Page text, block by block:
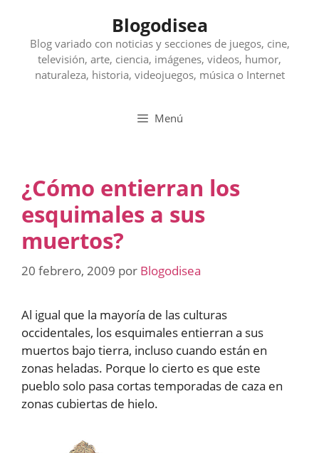
contenido
Blogodisea
Blog variado con noticias y secciones de juegos, cine,
televisión, arte, ciencia, imágenes, videos, humor,
naturaleza, historia, videojuegos, música o Internet
Menú
¿Cómo entierran los
esquimales a sus
muertos?
20 febrero, 2009 por Blogodisea
Al igual que la mayoría de las culturas
occidentales, los esquimales entierran a sus
muertos bajo tierra, incluso cuando están en
zonas heladas. Porque lo cierto es que este
pueblo solo pasa cortas temporadas de caza en
zonas cubiertas de hielo.